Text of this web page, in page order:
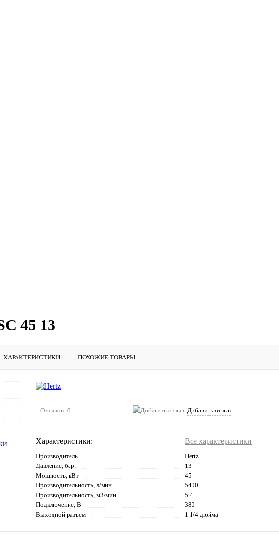
45 13
ХАРАКТЕРИСТИКИ ПОХОЖИЕ ТОВАРЫ
Отзывов: 0 Добавить отзыв
Характеристики: Все характеристики
Производитель
Hertz
Давление, бар.
13
Мощность, кВт
45
Производительность, л/мин
5400
Производительность, м3/мин
5.4
Подключение, В
380
Выходной разъем
1 1/4 дюйма